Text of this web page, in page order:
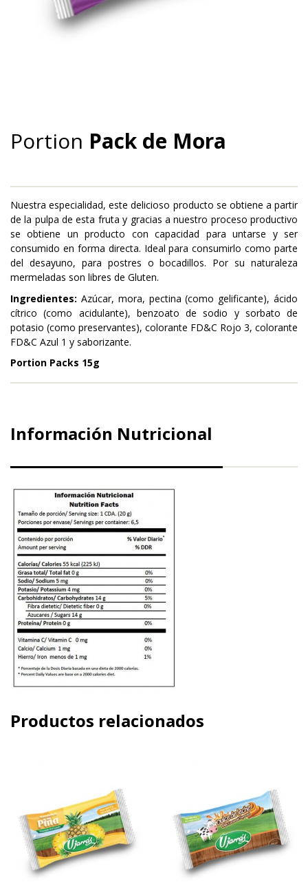
Portion Pack de Mora
Nuestra especialidad, este delicioso producto se obtiene a partir
de la pulpa de esta fruta y gracias a nuestro proceso productivo
se obtiene un producto con capacidad para untarse y ser
consumido en forma directa. Ideal para consumirlo como parte
del desayuno, para postres o bocadillos. Por su naturaleza
mermeladas son libres de Gluten.
Ingredientes: Azúcar, mora, pectina (como gelificante), ácido
cítrico (como acidulante), benzoato de sodio y sorbato de
potasio (como preservantes), colorante FD&C Rojo 3, colorante
FD&C Azul 1 y saborizante.
Portion Packs 15g
Información Nutricional
Productos relacionados